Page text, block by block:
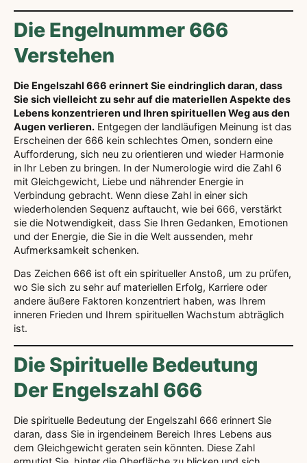
Die Engelnummer 666
Verstehen
Die Engelszahl 666 erinnert Sie eindringlich daran, dass
Sie sich vielleicht zu sehr auf die materiellen Aspekte des
Lebens konzentrieren und Ihren spirituellen Weg aus den
Augen verlieren. Entgegen der landläufigen Meinung ist das
Erscheinen der 666 kein schlechtes Omen, sondern eine
Aufforderung, sich neu zu orientieren und wieder Harmonie
in Ihr Leben zu bringen. In der Numerologie wird die Zahl 6
mit Gleichgewicht, Liebe und nährender Energie in
Verbindung gebracht. Wenn diese Zahl in einer sich
wiederholenden Sequenz auftaucht, wie bei 666, verstärkt
sie die Notwendigkeit, dass Sie Ihren Gedanken, Emotionen
und der Energie, die Sie in die Welt aussenden, mehr
Aufmerksamkeit schenken.
Das Zeichen 666 ist oft ein spiritueller Anstoß, um zu prüfen,
wo Sie sich zu sehr auf materiellen Erfolg, Karriere oder
andere äußere Faktoren konzentriert haben, was Ihrem
inneren Frieden und Ihrem spirituellen Wachstum abträglich
ist.
Die Spirituelle Bedeutung
Der Engelszahl 666
Die spirituelle Bedeutung der Engelszahl 666 erinnert Sie
daran, dass Sie in irgendeinem Bereich Ihres Lebens aus
dem Gleichgewicht geraten sein könnten. Diese Zahl